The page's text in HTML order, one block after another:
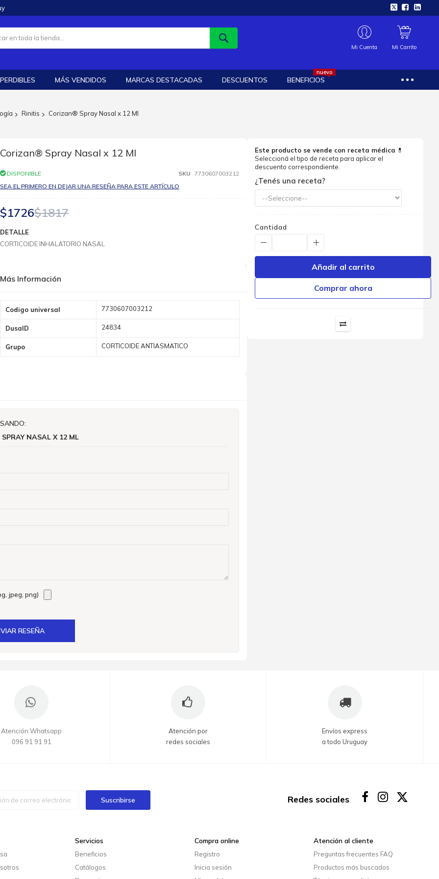
Mi Cuenta Mi Carrito
MÁS VENDIDOS MARCAS DESTACADAS DESCUENTOS BENEFICIOS
nuevo
Rinitis Corizan® Spray Nasal x 12 Ml
Corizan® Spray Nasal x 12 Ml
DISPONIBLE SKU 7730607003212
SEA EL PRIMERO EN DEJAR UNA RESEÑA PARA ESTE ARTÍCULO
$1726$1817
DETALLE
CORTICOIDE INHALATORIO NASAL
Más Información
Información
Codigo universal 7730607003212
DusaID 24834
Grupo CORTICOIDE ANTIASMATICO
NASAL X 12 ML
jpeg, png)
RESEÑA
Este producto se vende con receta médica 💊
Seleccioná el tipo de receta para aplicar el
descuento correspondiente.
¿Tenés una receta?
Cantidad
Añadir al carrito
Comprar ahora
Atención Whatsapp
096 91 91 91
Atención por
redes sociales
Envíos express
a todo Uruguay
Suscribirse Redes sociales
Servicios
Beneficios
Catálogos
Compra online
Registro
Inicia sesión
Atención al cliente
Preguntas frecuentes FAQ
Productos más buscados